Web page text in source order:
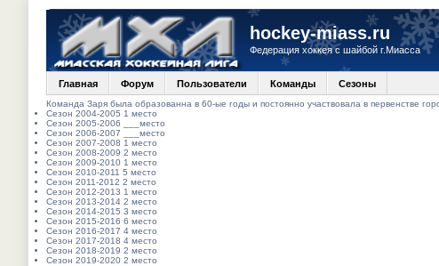
hockey-miass.ru
Федерация хоккея с шайбой г.Миасса
Главная Форум Пользователи Команды Сезоны
Команда Заря была образованна в 60-ые годы и постоянно участвовала в первенстве
Сезон 2004-2005 1 место
Сезон 2005-2006 ___место
Сезон 2006-2007 ___место
Сезон 2007-2008 1 место
Сезон 2008-2009 2 место
Сезон 2009-2010 1 место
Сезон 2010-2011 5 место
Сезон 2011-2012 2 место
Сезон 2012-2013 1 место
Сезон 2013-2014 2 место
Сезон 2014-2015 3 место
Сезон 2015-2016 6 место
Сезон 2016-2017 4 место
Сезон 2017-2018 4 место
Сезон 2018-2019 2 место
Сезон 2019-2020 2 место